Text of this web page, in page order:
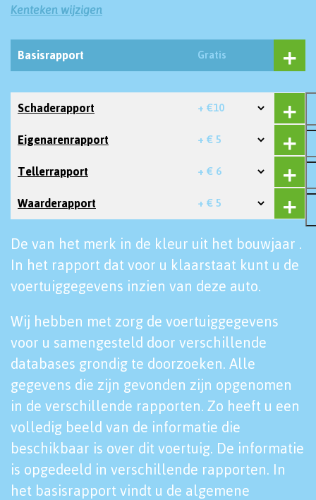
Kenteken wijzigen
Basisrapport Gratis
Schaderapport + €10
Eigenarenrapport + € 5
Tellerrapport + € 6
Waarderapport + € 5
De van het merk in de kleur uit het bouwjaar .
In het rapport dat voor u klaarstaat kunt u de
voertuiggegevens inzien van deze auto.
Wij hebben met zorg de voertuiggegevens
voor u samengesteld door verschillende
databases grondig te doorzoeken. Alle
gegevens die zijn gevonden zijn opgenomen
in de verschillende rapporten. Zo heeft u een
volledig beeld van de informatie die
beschikbaar is over dit voertuig. De informatie
is opgedeeld in verschillende rapporten. In
het basisrapport vindt u de algemene